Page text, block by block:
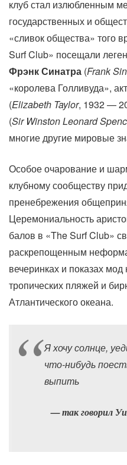
клуб стал излюбленным
государственных и
«сливок общества» того
Surf Club» посещали
Фрэнк Синатра (Frank
«королева Голливуда»,
(Elizabeth Taylor, 1932 —
(Sir Winston Leonard
многие другие мировые
Особое очарование и
клубному сообществу
пренебрежения
Церемониальность
балов в «The Surf Club»
раскрепощенным
вечеринках и показах
тропических пляжей и
Атлантического океана.
Я хочу солнце,
что-нибудь
выпить
так говорил